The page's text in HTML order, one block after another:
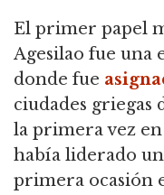
El primer papel
Agesilao fue una
donde fue
ciudades griegas
la primera vez
había liderado
primera ocasión